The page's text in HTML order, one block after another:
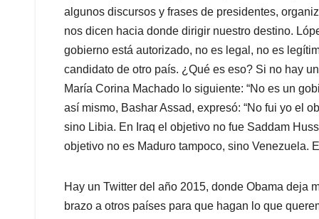
algunos discursos y frases de presidentes,
nos dicen hacia donde dirigir nuestro destino.
gobierno está autorizado, no es legal, no es
candidato de otro país. ¿Qué es eso? Si no hay
María Corina Machado lo siguiente: “No es un
así mismo, Bashar Assad, expresó: “No fui yo el
sino Libia. En Iraq el objetivo no fue Saddam
objetivo no es Maduro tampoco, sino Venezuela.
Hay un Twitter del año 2015, donde Obama deja
brazo a otros países para que hagan lo que